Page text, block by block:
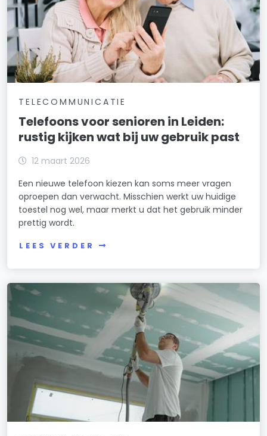
TELECOMMUNICATIE
Telefoons voor senioren in Leiden:
rustig kijken wat bij uw gebruik past
12 maart 2026
Een nieuwe telefoon kiezen kan soms meer vragen
oproepen dan verwacht. Misschien werkt uw huidige
toestel nog wel, maar merkt u dat het gebruik minder
prettig wordt.
LEES VERDER